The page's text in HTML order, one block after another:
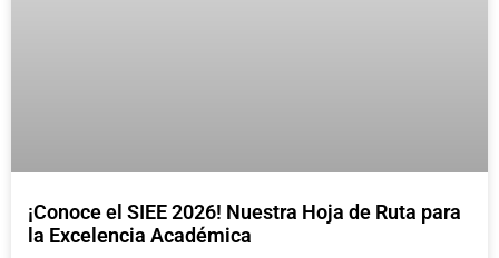
¡Conoce el SIEE 2026! Nuestra Hoja de Ruta para
la Excelencia Académica